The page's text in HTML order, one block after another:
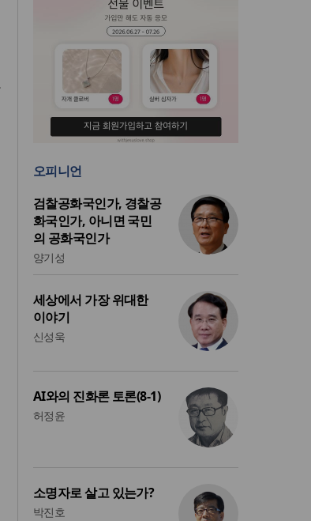
오피니언
검찰공화국인가, 경찰공
화국인가, 아니면 국민
의 공화국인가
양기성
세상에서 가장 위대한
이야기
신성욱
AI와의 진화론 토론(8-1)
허정윤
소명자로 살고 있는가?
박진호